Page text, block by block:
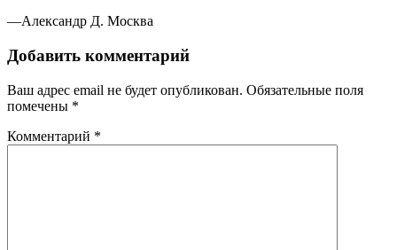
—Александр Д. Москва
Добавить комментарий
Ваш адрес email не будет опубликован. Обязательные поля
помечены *
Комментарий *